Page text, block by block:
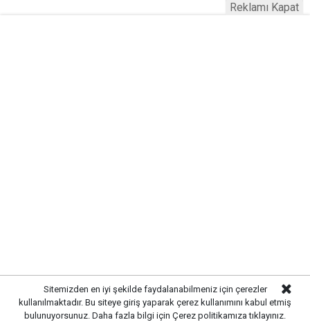
isteyenler için önemli bir alternatif oluşturuyor.
Kırıkkale'ye yakınlığı sayesinde ulaşım kolaylığı
sağlayan bölge, her geçen gün daha fazla ziyaretçiyi
Sitemizden en iyi şekilde faydalanabilmeniz için çerezler
kullanılmaktadır. Bu siteye giriş yaparak çerez kullanımını kabul etmiş
bulunuyorsunuz. Daha fazla bilgi için Çerez politikamıza tıklayınız.
Reklamı Kapat